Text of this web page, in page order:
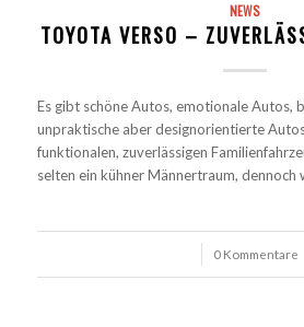
NEWS
TOYOTA VERSO –
Es gibt schöne Autos, emotionale Autos,
unpraktische aber designorientierte
funktionalen, zuverlässigen
selten ein kühner Männertraum, dennoch
0 Kommentare